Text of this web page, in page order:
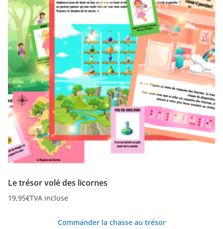
Le trésor volé des licornes
19,95€TVA incluse
Commander la chasse au trésor